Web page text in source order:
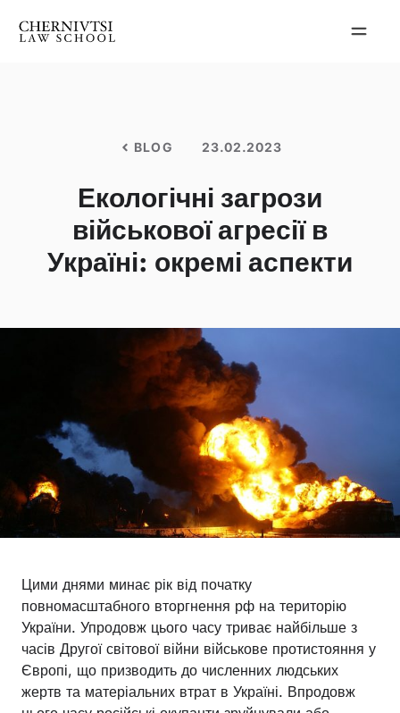
23.02.2023
BLOG
Екологічні загрози
військової агресії в
Україні: окремі аспекти
Цими днями минає рік від початку
повномасштабного вторгнення рф на територію
України. Упродовж цього часу триває найбільше з
часів Другої світової війни військове протистояння у
Європі, що призводить до численних людських
жертв та матеріальних втрат в Україні. Впродовж